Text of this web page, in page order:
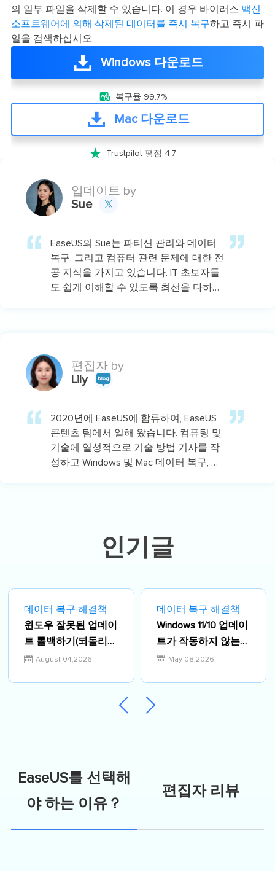
의 일부 파일을 삭제할 수 있습니다. 이 경우 바이러스 백신
소프트웨어에 의해 삭제된 데이터를 즉시 복구하고 즉시 파
일을 검색하십시오.
Windows 다운로드
 복구율 99.7%
Mac 다운로드
 Trustpilot 평점 4.7
업데이트 by
Sue

EaseUS의 Sue는 파티션 관리와 데이터
복구, 그리고 컴퓨터 관련 문제에 대한 전
공 지식을 가지고 있습니다. IT 초보자들
도 쉽게 이해할 수 있도록 최선을 다하고
편집자 by
Lily
2020년에 EaseUS에 합류하여, EaseUS
콘텐츠 팀에서 일해 왔습니다. 컴퓨팅 및
기술에 열성적으로 기술 방법 기사를 작
성하고 Windows 및 Mac 데이터 복구, 파
인기글
데이터 복구 해결책
윈도우 잘못된 업데이
트 롤백하기(되돌리
기)August 04,2026
데이터 복구 해결책
Windows 11/10 업데이
트가 작동하지 않는
에러 해결하기
May 08,2026
EaseUS를 선택해
야 하는 이유？
편집자 리뷰